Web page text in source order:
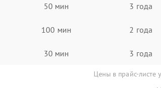
50 мин 3 года
100 мин 2 года
30 мин 3 года
Цены в прайс-листе